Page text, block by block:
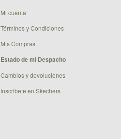
Mi cuenta
Términos y Condiciones
Mis Compras
Estado de mi Despacho
Cambios y devoluciones
Inscribete en Skechers